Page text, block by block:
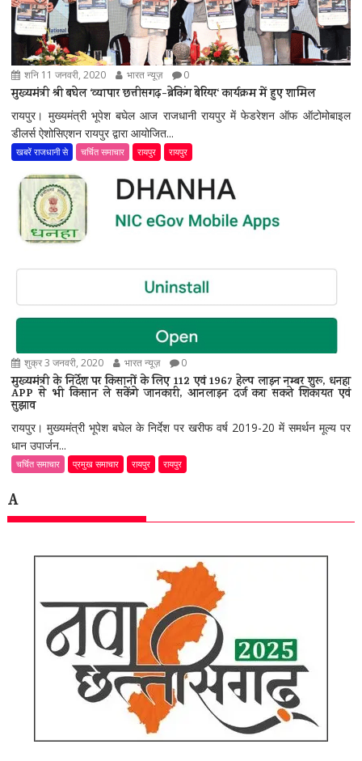
शनि 11 जनवरी, 2020 भारत न्यूज़ 0
मुख्यमंत्री श्री बघेल ‘व्यापार छत्तीसगढ़-ब्रेकिंग बेरियर‘ कार्यक्रम में हुए शामिल
रायपुर। मुख्यमंत्री भूपेश बघेल आज राजधानी रायपुर में फेडरेशन ऑफ ऑटोमोबाइल
डीलर्स ऐशोसिएशन रायपुर द्वारा आयोजित...
खबरें राजधानी से चर्चित समाचार रायपुर रायपुर
शुक्र 3 जनवरी, 2020 भारत न्यूज़ 0
मुख्यमंत्री के निर्देश पर किसानों के लिए 112 एवं 1967 हेल्प लाइन नम्बर शुरू, धनहा
APP से भी किसान ले सकेंगे जानकारी, आनलाइन दर्ज करा सकते शिकायत एवं
सुझाव
रायपुर। मुख्यमंत्री भूपेश बघेल के निर्देश पर खरीफ वर्ष 2019-20 में समर्थन मूल्य पर
धान उपार्जन...
चर्चित समाचार प्रमुख समाचार रायपुर रायपुर
A